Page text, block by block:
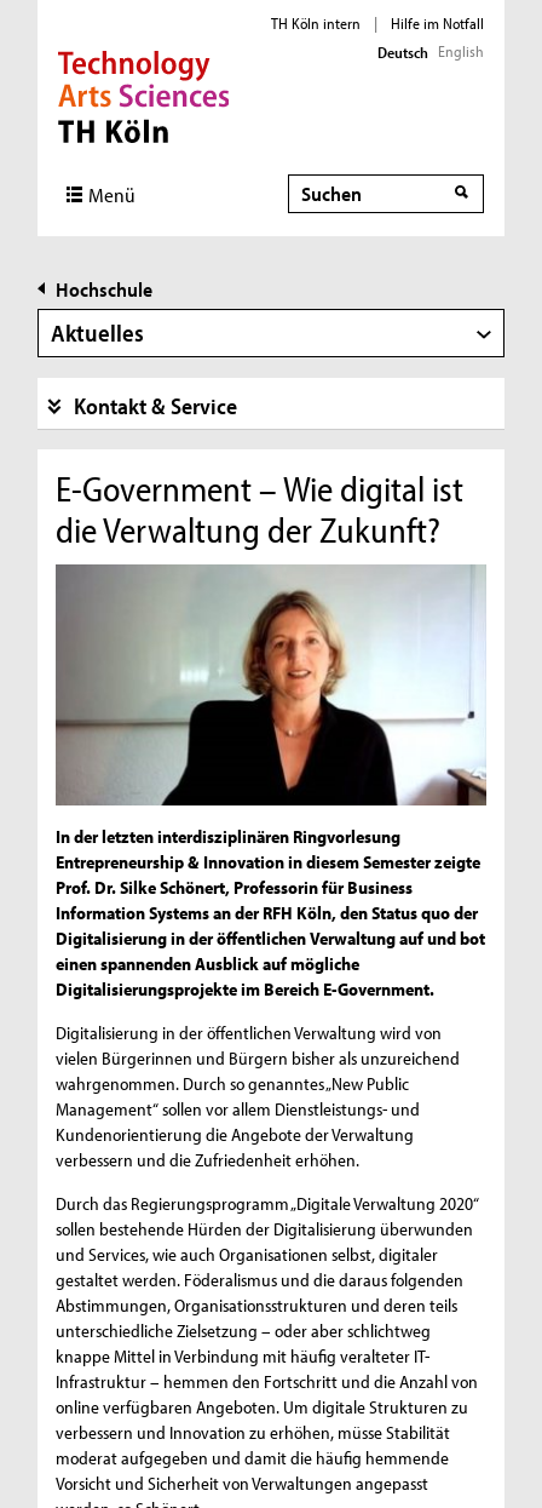
Direkt zur Hauptnavigation
Direkt zur Subnavigation
Direkt zum Inhalt
Direkt zum Fußbereich
TH Köln intern |
Hilfe im Notfall
Deutsch English
Menü Suche
Hochschule
Aktuelles
Kontakt & Service
E-Government – Wie digital ist
die Verwaltung der Zukunft?
In der letzten interdisziplinären Ringvorlesung
Entrepreneurship & Innovation in diesem Semester zeigte
Prof. Dr. Silke Schönert, Professorin für Business
Information Systems an der RFH Köln, den Status quo der
Digitalisierung in der öffentlichen Verwaltung auf und bot
einen spannenden Ausblick auf mögliche
Digitalisierungsprojekte im Bereich E-Government.
Digitalisierung in der öffentlichen Verwaltung wird von
vielen Bürgerinnen und Bürgern bisher als unzureichend
wahrgenommen. Durch so genanntes „New Public
Management“ sollen vor allem Dienstleistungs- und
Kundenorientierung die Angebote der Verwaltung
verbessern und die Zufriedenheit erhöhen.
Durch das Regierungsprogramm „Digitale Verwaltung 2020“
sollen bestehende Hürden der Digitalisierung überwunden
und Services, wie auch Organisationen selbst, digitaler
gestaltet werden. Föderalismus und die daraus folgenden
Abstimmungen, Organisationsstrukturen und deren teils
unterschiedliche Zielsetzung – oder aber schlichtweg
knappe Mittel in Verbindung mit häufig veralteter IT-
Infrastruktur – hemmen den Fortschritt und die Anzahl von
online verfügbaren Angeboten. Um digitale Strukturen zu
verbessern und Innovation zu erhöhen, müsse Stabilität
moderat aufgegeben und damit die häufig hemmende
Vorsicht und Sicherheit von Verwaltungen angepasst